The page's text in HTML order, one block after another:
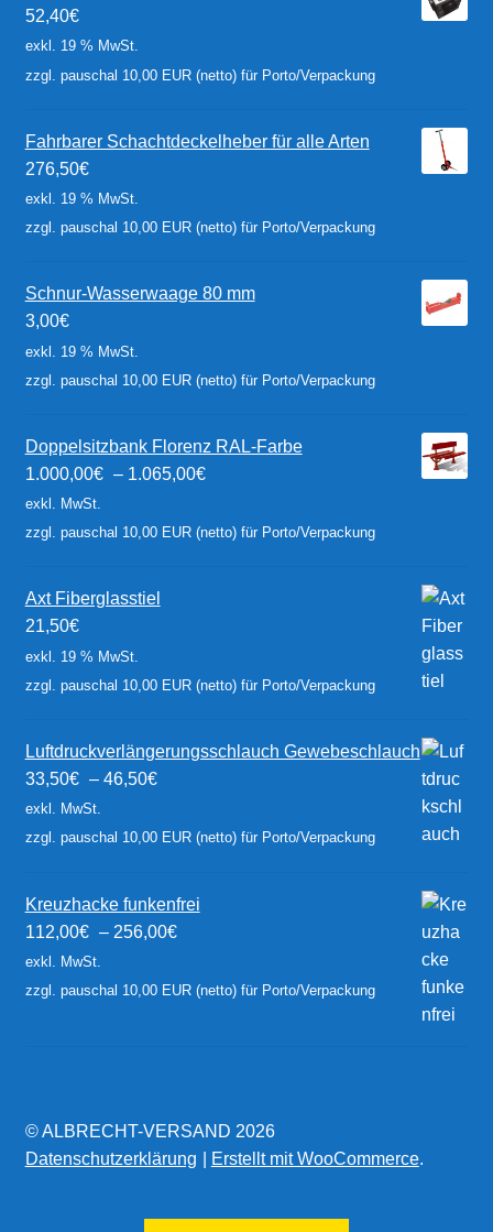
52,40€
exkl. 19 % MwSt.
zzgl. pauschal 10,00 EUR (netto) für Porto/Verpackung
Fahrbarer Schachtdeckelheber für alle Arten
276,50€
exkl. 19 % MwSt.
zzgl. pauschal 10,00 EUR (netto) für Porto/Verpackung
Schnur-Wasserwaage 80 mm
3,00€
exkl. 19 % MwSt.
zzgl. pauschal 10,00 EUR (netto) für Porto/Verpackung
Doppelsitzbank Florenz RAL-Farbe
1.000,00€ – 1.065,00€
exkl. MwSt.
zzgl. pauschal 10,00 EUR (netto) für Porto/Verpackung
Axt Fiberglasstiel
21,50€
exkl. 19 % MwSt.
zzgl. pauschal 10,00 EUR (netto) für Porto/Verpackung
Luftdruckverlängerungsschlauch Gewebeschlauch
33,50€ – 46,50€
exkl. MwSt.
zzgl. pauschal 10,00 EUR (netto) für Porto/Verpackung
Kreuzhacke funkenfrei
112,00€ – 256,00€
exkl. MwSt.
zzgl. pauschal 10,00 EUR (netto) für Porto/Verpackung
© ALBRECHT-VERSAND 2026
Datenschutzerklärung
Erstellt mit WooCommerce.